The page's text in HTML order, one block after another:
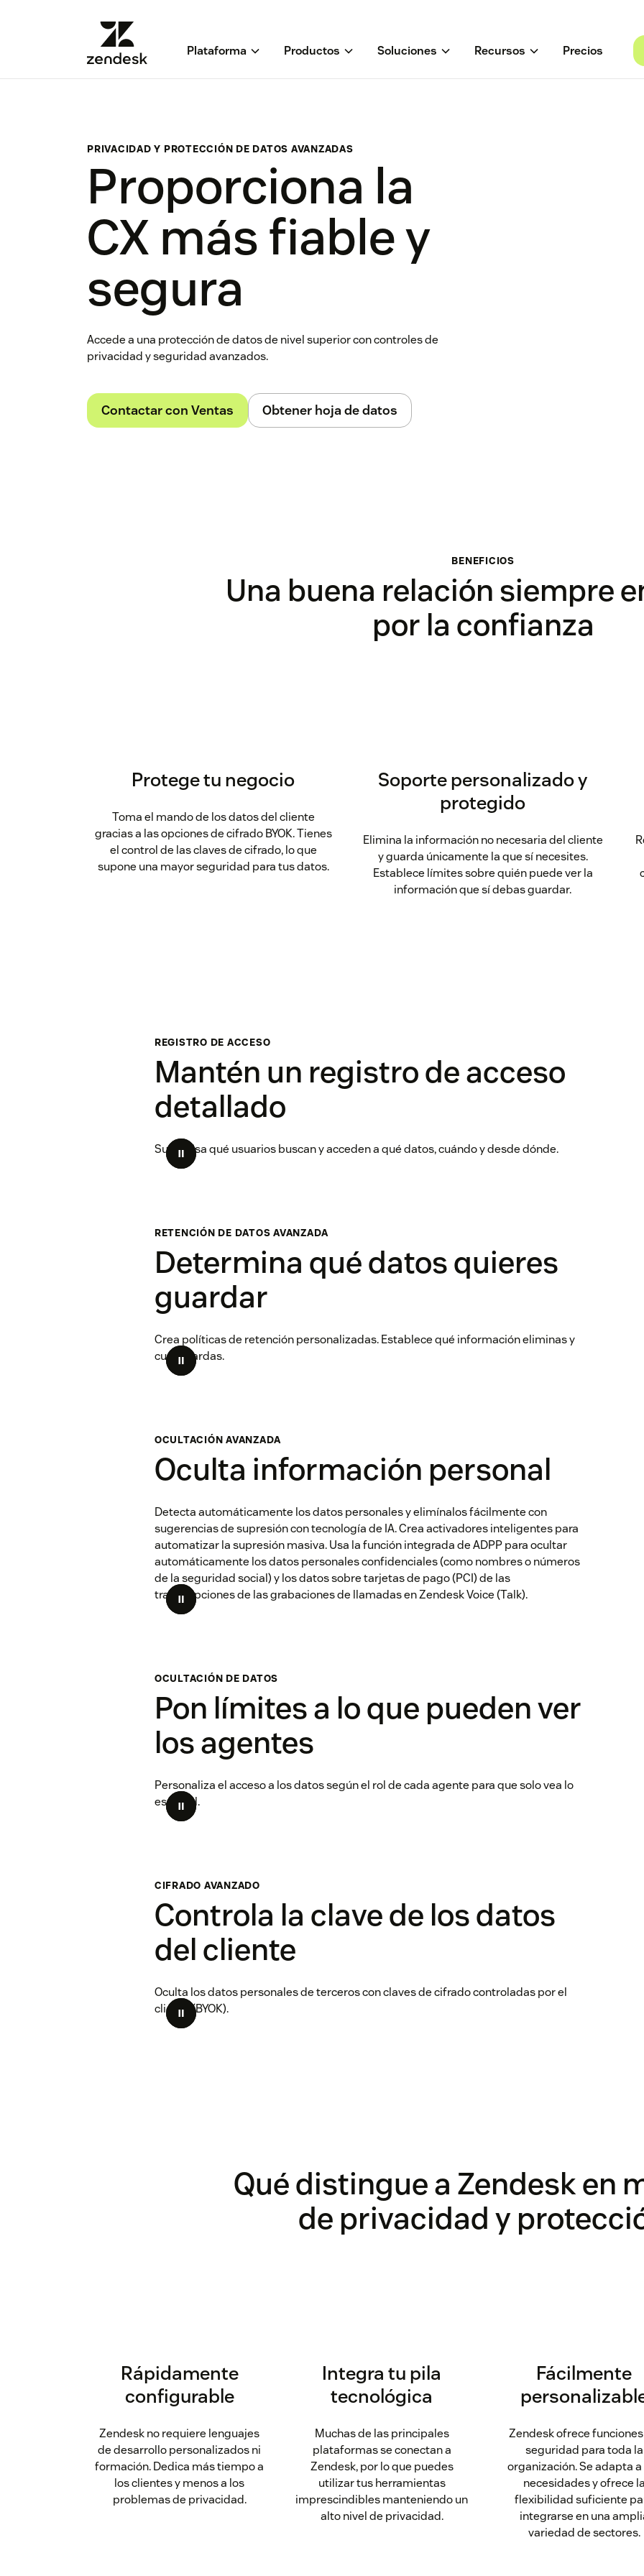
Plataforma Productos Soluciones Recursos Precios
PRIVACIDAD Y PROTECCIÓN DE DATOS AVANZADAS
Proporciona la
CX más fiable y
segura
Accede a una protección de datos de nivel superior con controles de
privacidad y seguridad avanzados.
Contactar con Ventas Obtener hoja de datos
BENEFICIOS
Una buena relación siempre
por la confianza
Protege tu negocio
Toma el mando de los datos del cliente
gracias a las opciones de cifrado BYOK. Tienes
el control de las claves de cifrado, lo que
supone una mayor seguridad para tus datos.
Soporte personalizado y
protegido
Elimina la información no necesaria del cliente
y guarda únicamente la que sí necesites.
Establece límites sobre quién puede ver la
información que sí debas guardar.
REGISTRO DE ACCESO
Mantén un registro de acceso
detallado
Supervisa qué usuarios buscan y acceden a qué datos, cuándo y desde dónde.
RETENCIÓN DE DATOS AVANZADA
Determina qué datos quieres
guardar
Crea políticas de retención personalizadas. Establece qué información eliminas y
cuál guardas.
OCULTACIÓN AVANZADA
Oculta información personal
Detecta automáticamente los datos personales y elimínalos fácilmente con
sugerencias de supresión con tecnología de IA. Crea activadores inteligentes para
automatizar la supresión masiva. Usa la función integrada de ADPP para ocultar
automáticamente los datos personales confidenciales (como nombres o números
de la seguridad social) y los datos sobre tarjetas de pago (PCI) de las
transcripciones de las grabaciones de llamadas en Zendesk Voice (Talk).
OCULTACIÓN DE DATOS
Pon límites a lo que pueden ver
los agentes
Personaliza el acceso a los datos según el rol de cada agente para que solo vea lo
esencial.
CIFRADO AVANZADO
Controla la clave de los datos
del cliente
Oculta los datos personales de terceros con claves de cifrado controladas por el
cliente (BYOK).
Qué distingue a Zendesk en
de privacidad y
Rápidamente
configurable
Zendesk no requiere lenguajes
de desarrollo personalizados ni
formación. Dedica más tiempo a
los clientes y menos a los
problemas de privacidad.
Integra tu pila
tecnológica
Muchas de las principales
plataformas se conectan a
Zendesk, por lo que puedes
utilizar tus herramientas
imprescindibles manteniendo un
alto nivel de privacidad.
Fácilmente
Zendesk ofrece
seguridad para toda la
organización. Se adapta
necesidades y ofrece la
flexibilidad suficiente
integrarse en una
variedad de sectores.